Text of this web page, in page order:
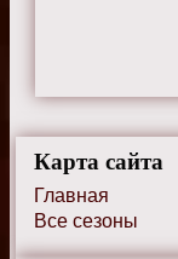
Карта сайта
Главная
Все сезоны